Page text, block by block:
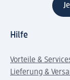
Hilfe
Vorteile &
Lieferung &